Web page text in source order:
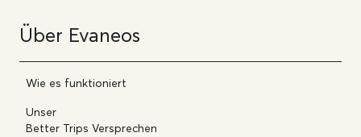
Über Evaneos
Wie es funktioniert
Unser
Better Trips Versprechen